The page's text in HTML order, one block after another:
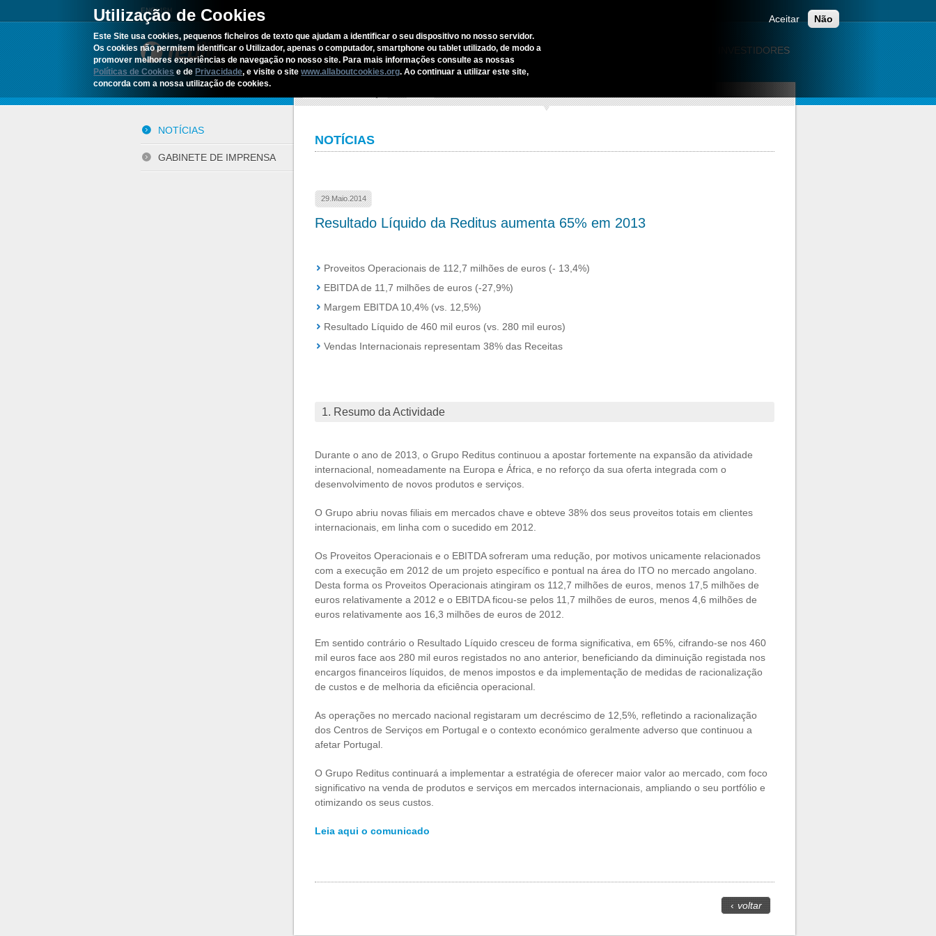
Utilização de Cookies
Este Site usa cookies, pequenos ficheiros de texto que ajudam a identificar o seu dispositivo no nosso servidor.
Os cookies não permitem identificar o Utilizador, apenas o computador, smartphone ou tablet utilizado, de modo a
promover melhores experiências de navegação no nosso site. Para mais informações consulte as nossas
Políticas de Cookies e de Privacidade, e visite o sitewww.allaboutcookies.org. Ao continuar a utilizar este site,
concorda com a nossa utilização de cookies.
Aceitar Não
ENGLISH
REDITUS SERVIÇOS E SOLUÇÕES SECTORES INVESTIDORES
NOTÍCIAS
GABINETE DE IMPRENSA
NOTÍCIAS
29.Maio.2014
Resultado Líquido da Reditus aumenta 65% em 2013
Proveitos Operacionais de 112,7 milhões de euros (- 13,4%)
EBITDA de 11,7 milhões de euros (-27,9%)
Margem EBITDA 10,4% (vs. 12,5%)
Resultado Líquido de 460 mil euros (vs. 280 mil euros)
Vendas Internacionais representam 38% das Receitas
1. Resumo da Actividade
Durante o ano de 2013, o Grupo Reditus continuou a apostar fortemente na expansão da atividade
internacional, nomeadamente na Europa e África, e no reforço da sua oferta integrada com o
desenvolvimento de novos produtos e serviços.
O Grupo abriu novas filiais em mercados chave e obteve 38% dos seus proveitos totais em clientes
internacionais, em linha com o sucedido em 2012.
Os Proveitos Operacionais e o EBITDA sofreram uma redução, por motivos unicamente relacionados
com a execução em 2012 de um projeto específico e pontual na área do ITO no mercado angolano.
Desta forma os Proveitos Operacionais atingiram os 112,7 milhões de euros, menos 17,5 milhões de
euros relativamente a 2012 e o EBITDA ficou-se pelos 11,7 milhões de euros, menos 4,6 milhões de
euros relativamente aos 16,3 milhões de euros de 2012.
Em sentido contrário o Resultado Líquido cresceu de forma significativa, em 65%, cifrando-se nos 460
mil euros face aos 280 mil euros registados no ano anterior, beneficiando da diminuição registada nos
encargos financeiros líquidos, de menos impostos e da implementação de medidas de racionalização
de custos e de melhoria da eficiência operacional.
As operações no mercado nacional registaram um decréscimo de 12,5%, refletindo a racionalização
dos Centros de Serviços em Portugal e o contexto económico geralmente adverso que continuou a
afetar Portugal.
O Grupo Reditus continuará a implementar a estratégia de oferecer maior valor ao mercado, com foco
significativo na venda de produtos e serviços em mercados internacionais, ampliando o seu portfólio e
otimizando os seus custos.
Leia aqui o comunicado
‹ voltar